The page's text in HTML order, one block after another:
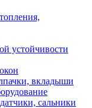
устойчивости
вкладыши
сальники